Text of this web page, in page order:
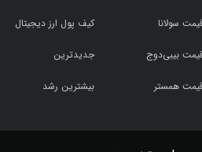
سولانا
بیبی‌دوج
همستر
کیف پول ارز دیجیتال
جدیدترین
بیشترین رشد